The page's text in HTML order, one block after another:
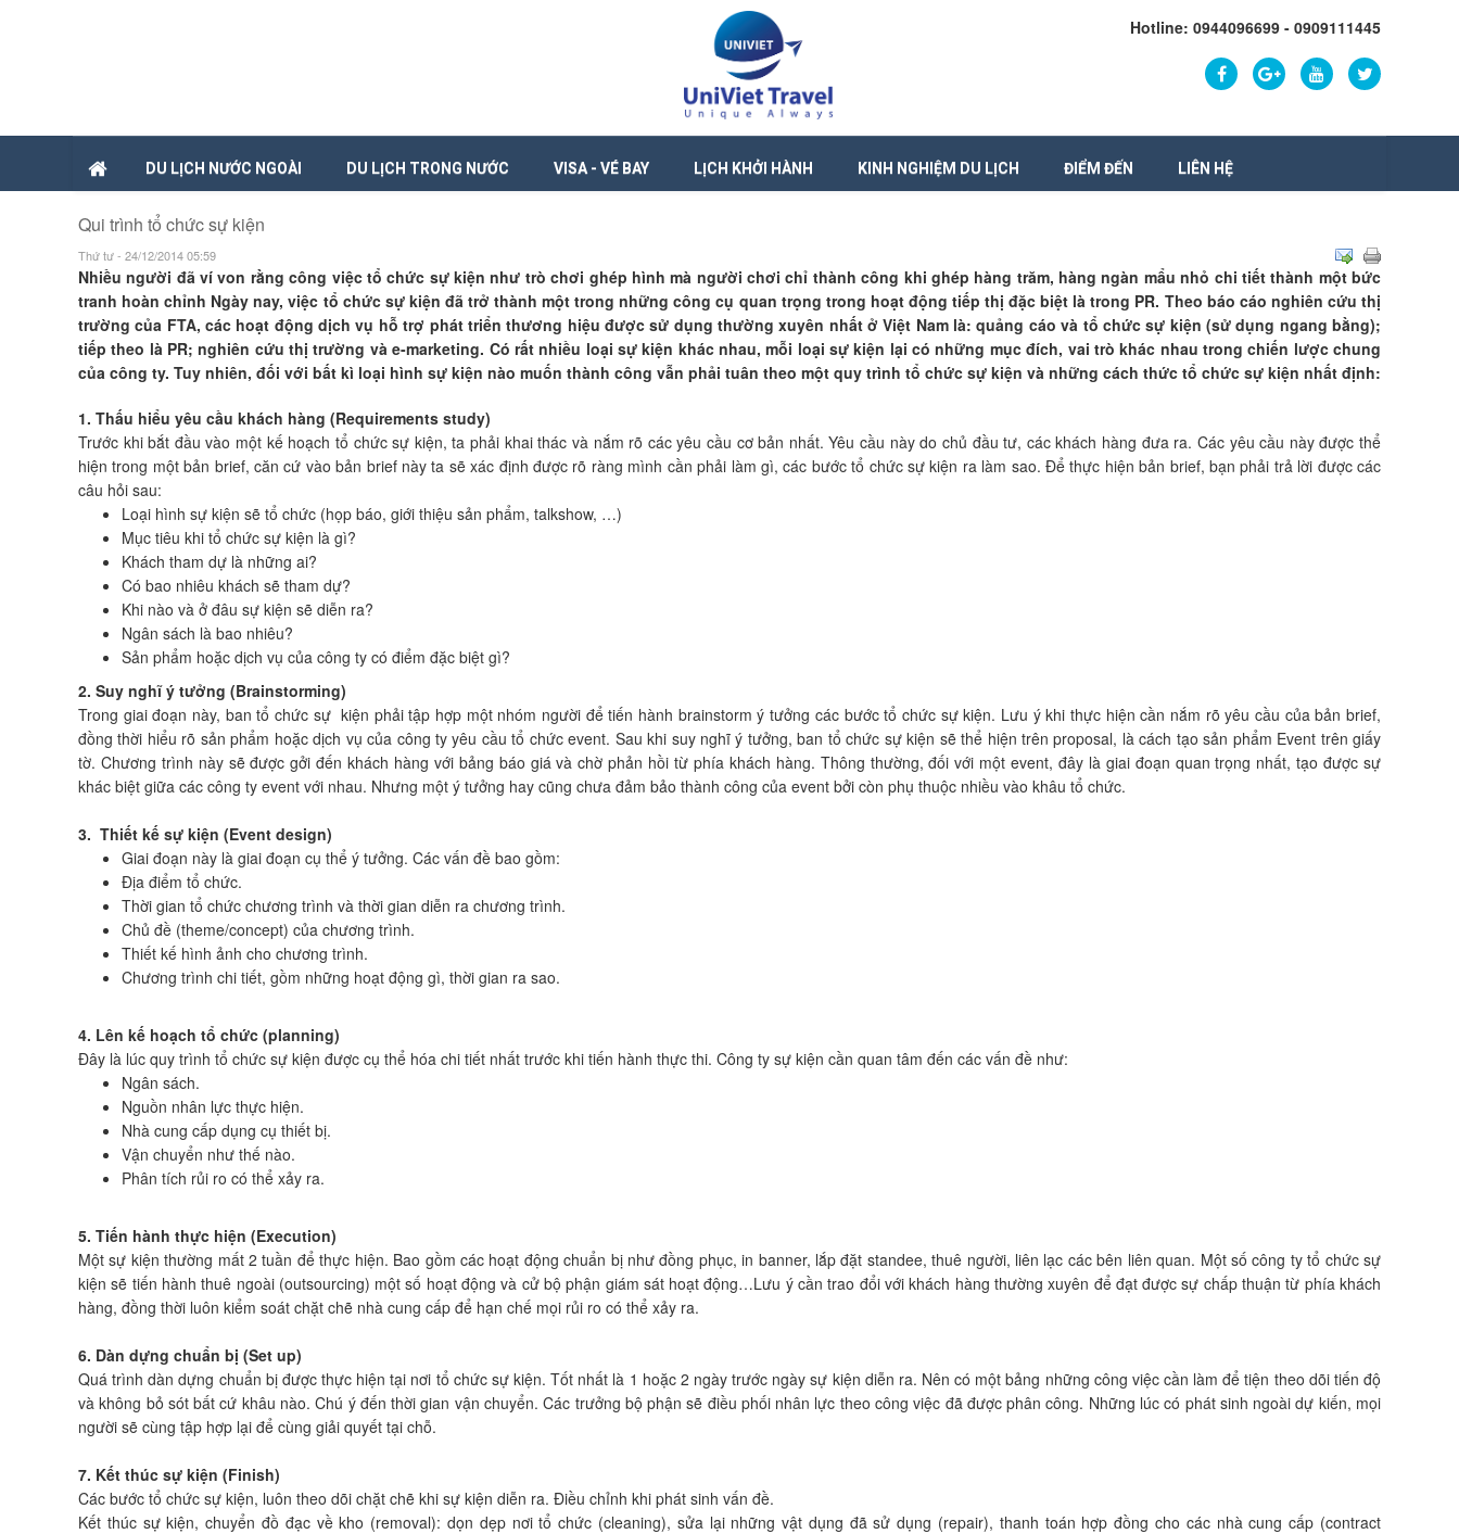
Hotline: 0944096699 - 0909111445
DU LỊCH NƯỚC NGOÀI DU LỊCH TRONG NƯỚC VISA - VÉ BAY LỊCH KHỞI HÀNH KINH NGHIỆM DU LỊCH ĐIỂM ĐẾN LIÊN HỆ
Qui trình tổ chức sự kiện
Thứ tư - 24/12/2014 05:59
Nhiều người đã ví von rằng công việc tổ chức sự kiện như trò chơi ghép hình mà người chơi chỉ thành công khi ghép hàng trăm, hàng ngàn mẩu nhỏ chi tiết thành một bức
tranh hoàn chỉnh Ngày nay, việc tổ chức sự kiện đã trở thành một trong những công cụ quan trọng trong hoạt động tiếp thị đặc biệt là trong PR. Theo báo cáo nghiên cứu thị
trường của FTA, các hoạt động dịch vụ hỗ trợ phát triển thương hiệu được sử dụng thường xuyên nhất ở Việt Nam là: quảng cáo và tổ chức sự kiện (sử dụng ngang bằng);
tiếp theo là PR; nghiên cứu thị trường và e-marketing. Có rất nhiều loại sự kiện khác nhau, mỗi loại sự kiện lại có những mục đích, vai trò khác nhau trong chiến lược chung
của công ty. Tuy nhiên, đối với bất kì loại hình sự kiện nào muốn thành công vẫn phải tuân theo một quy trình tổ chức sự kiện và những cách thức tổ chức sự kiện nhất định:
1. Thấu hiểu yêu cầu khách hàng (Requirements study)
Trước khi bắt đầu vào một kế hoạch tổ chức sự kiện, ta phải khai thác và nắm rõ các yêu cầu cơ bản nhất. Yêu cầu này do chủ đầu tư, các khách hàng đưa ra. Các yêu cầu này được thể
hiện trong một bản brief, căn cứ vào bản brief này ta sẽ xác định được rõ ràng mình cần phải làm gì, các bước tổ chức sự kiện ra làm sao. Để thực hiện bản brief, bạn phải trả lời được các
câu hỏi sau:
Loại hình sự kiện sẽ tổ chức (họp báo, giới thiệu sản phẩm, talkshow, …)
Mục tiêu khi tổ chức sự kiện là gì?
Khách tham dự là những ai?
Có bao nhiêu khách sẽ tham dự?
Khi nào và ở đâu sự kiện sẽ diễn ra?
Ngân sách là bao nhiêu?
Sản phẩm hoặc dịch vụ của công ty có điểm đặc biệt gì?
2. Suy nghĩ ý tưởng (Brainstorming)
Trong giai đoạn này, ban tổ chức sự kiện phải tập hợp một nhóm người để tiến hành brainstorm ý tưởng các bước tổ chức sự kiện. Lưu ý khi thực hiện cần nắm rõ yêu cầu của bản brief,
đồng thời hiểu rõ sản phẩm hoặc dịch vụ của công ty yêu cầu tổ chức event. Sau khi suy nghĩ ý tưởng, ban tổ chức sự kiện sẽ thể hiện trên proposal, là cách tạo sản phẩm Event trên giấy
tờ. Chương trình này sẽ được gởi đến khách hàng với bảng báo giá và chờ phản hồi từ phía khách hàng. Thông thường, đối với một event, đây là giai đoạn quan trọng nhất, tạo được sự
khác biệt giữa các công ty event với nhau. Nhưng một ý tưởng hay cũng chưa đảm bảo thành công của event bởi còn phụ thuộc nhiều vào khâu tổ chức.
3. Thiết kế sự kiện (Event design)
Giai đoạn này là giai đoạn cụ thể ý tưởng. Các vấn đề bao gồm:
Địa điểm tổ chức.
Thời gian tổ chức chương trình và thời gian diễn ra chương trình.
Chủ đề (theme/concept) của chương trình.
Thiết kế hình ảnh cho chương trình.
Chương trình chi tiết, gồm những hoạt động gì, thời gian ra sao.
4. Lên kế hoạch tổ chức (planning)
Đây là lúc quy trình tổ chức sự kiện được cụ thể hóa chi tiết nhất trước khi tiến hành thực thi. Công ty sự kiện cần quan tâm đến các vấn đề như:
Ngân sách.
Nguồn nhân lực thực hiện.
Nhà cung cấp dụng cụ thiết bị.
Vận chuyển như thế nào.
Phân tích rủi ro có thể xảy ra.
5. Tiến hành thực hiện (Execution)
Một sự kiện thường mất 2 tuần để thực hiện. Bao gồm các hoạt động chuẩn bị như đồng phục, in banner, lắp đặt standee, thuê người, liên lạc các bên liên quan. Một số công ty tổ chức sự
kiện sẽ tiến hành thuê ngoài (outsourcing) một số hoạt động và cử bộ phận giám sát hoạt động…Lưu ý cần trao đổi với khách hàng thường xuyên để đạt được sự chấp thuận từ phía khách
hàng, đồng thời luôn kiểm soát chặt chẽ nhà cung cấp để hạn chế mọi rủi ro có thể xảy ra.
6. Dàn dựng chuẩn bị (Set up)
Quá trình dàn dựng chuẩn bị được thực hiện tại nơi tổ chức sự kiện. Tốt nhất là 1 hoặc 2 ngày trước ngày sự kiện diễn ra. Nên có một bảng những công việc cần làm để tiện theo dõi tiến độ
và không bỏ sót bất cứ khâu nào. Chú ý đến thời gian vận chuyển. Các trưởng bộ phận sẽ điều phối nhân lực theo công việc đã được phân công. Những lúc có phát sinh ngoài dự kiến, mọi
người sẽ cùng tập hợp lại để cùng giải quyết tại chỗ.
7. Kết thúc sự kiện (Finish)
Các bước tổ chức sự kiện, luôn theo dõi chặt chẽ khi sự kiện diễn ra. Điều chỉnh khi phát sinh vấn đề.
Kết thúc sự kiện, chuyển đồ đạc về kho (removal): dọn dẹp nơi tổ chức (cleaning), sửa lại những vật dụng đã sử dụng (repair), thanh toán hợp đồng cho các nhà cung cấp (contract